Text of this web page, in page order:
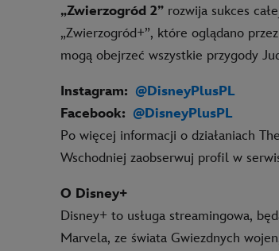
„Zwierzogród 2” rozwija sukces
„Zwierzogród+”, które oglądano
mogą obejrzeć wszystkie przygody
Instagram: @DisneyPlusPL
Facebook: @DisneyPlusPL
Po więcej informacji o działaniach
Wschodniej zaobserwuj profil w
O Disney+
Disney+ to usługa streamingowa,
Marvela, ze świata Gwiezdnych